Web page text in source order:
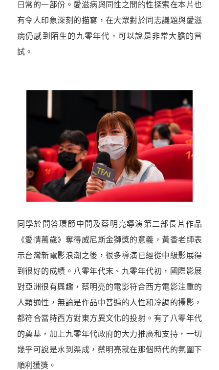
日常的一部份。愛滋病與同性之間的性探索在本片也
有令人印象深刻的描寫，在大眾對於同志議題與愛滋
病仍感到陌生的九零年代，可以說是非常大膽的嘗
試。
同學於問答環節中問及蔡明亮導演第二部長片作品
《愛情萬歲》奪得威尼斯金獅獎的意義，黃香老師表
示台灣新電影浪潮之後，很多導演已經從中級影展得
到很好的成績。八零年代末、九零年代初，國際影展
對亞洲很有興趣，蔡明亮的電影符合西方電影注重的
人類通性，無論是作品中普遍的人性和冷調的攝影，
都符合當時西方對東方異文化的投射。有了八零年代
的奠基，加上九零年代政府的大力推廣和支持，一切
幾乎可說是水到渠成，蔡明亮就在那個時代的氛圍下
順利獲獎。